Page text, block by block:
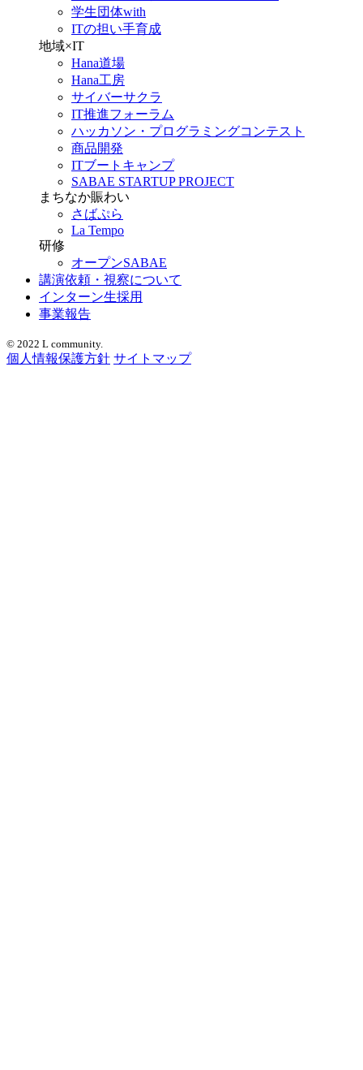
学生団体with
ITの担い手育成
地域×IT
Hana道場
Hana工房
サイバーサクラ
IT推進フォーラム
ハッカソン・プログラミングコンテスト
商品開発
ITブートキャンプ
SABAE STARTUP PROJECT
まちなか賑わい
さばぷら
La Tempo
研修
オープンSABAE
講演依頼・視察について
インターン生採用
事業報告
© 2022 L community.
個人情報保護方針 サイトマップ